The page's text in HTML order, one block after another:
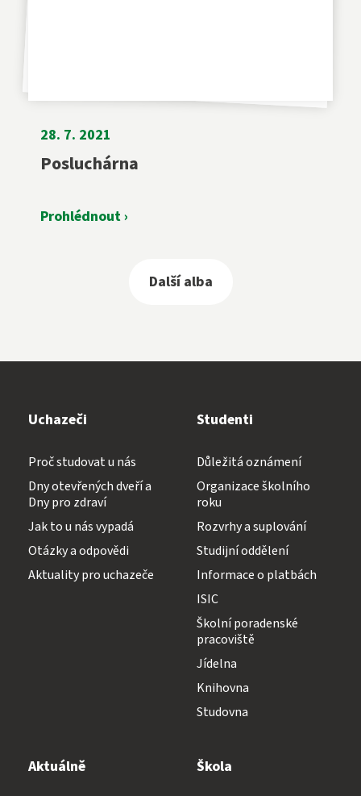
28. 7. 2021
Posluchárna
Prohlédnout ›
Další alba
Uchazeči
Proč studovat u nás
Dny otevřených dveří a
Dny pro zdraví
Jak to u nás vypadá
Otázky a odpovědi
Aktuality pro uchazeče
Studenti
Důležitá oznámení
Organizace školního
roku
Rozvrhy a suplování
Studijní oddělení
Informace o platbách
ISIC
Školní poradenské
pracoviště
Jídelna
Knihovna
Studovna
Aktuálně Škola